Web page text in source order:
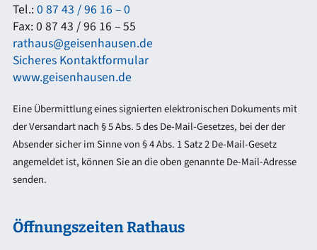
Tel.:0 87 43 / 96 16 – 0
Fax: 0 87 43 / 96 16 – 55
rathaus@geisenhausen.de
Sicheres Kontaktformular
www.geisenhausen.de
Eine Übermittlung eines signierten elektronischen Dokuments mit
der Versandart nach § 5 Abs. 5 des De-Mail-Gesetzes, bei der der
Absender sicher im Sinne von § 4 Abs. 1 Satz 2 De-Mail-Gesetz
angemeldet ist, können Sie an die oben genannte De-Mail-Adresse
senden.
Öffnungszeiten Rathaus